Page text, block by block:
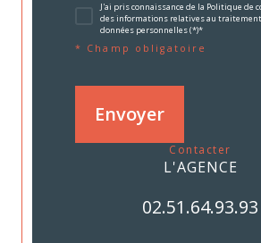
J'ai pris connaissance de la Politique de
des informations relatives au
données personnelles (*)*
* Champ obligatoire
Envoyer
contacter
L'AGENCE
02.51.64.93.93